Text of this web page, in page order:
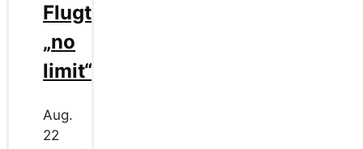
Flugtag
„no
limit“
Aug.
22